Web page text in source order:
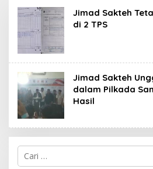
Jimad Sakteh
di 2 TPS
Jimad Sakteh
dalam Pilkada
Hasil
Cari
untuk: